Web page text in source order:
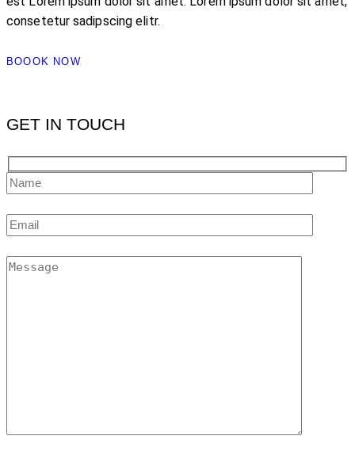
consetetur sadipscing elitr.
BOOOK NOW
GET IN TOUCH